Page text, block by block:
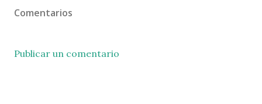
Comentarios
Publicar un comentario